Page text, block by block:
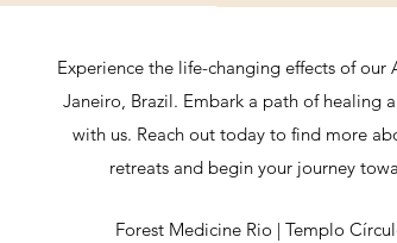
Experience the life-changing effects of our
Janeiro, Brazil. Embark a path of healing
with us. Reach out today to find more
retreats and begin your journey
Forest Medicine Rio | Templo